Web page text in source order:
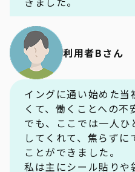
利用者Bさん
イングに通い始めた
くて、働くことへの不
でも、ここでは一人ひ
してくれて、焦らず
ことができました。
私は主にシール貼り